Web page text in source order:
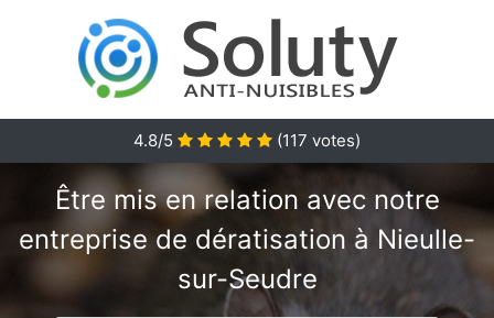
4.8/5 (117 votes)
Être mis en relation avec notre
entreprise de dératisation à Nieulle-
sur-Seudre